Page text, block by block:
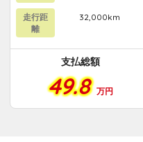
走行距
離
32,000km
支払総額
49.8 万円